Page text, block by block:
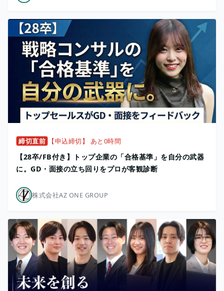
締切直前 【申込締切】 あと0時間
【28卒/FB付き】トップ企業の「合格基準」を自分の武器
に。GD・面接の立ち回りをプロが客観診断
株式会社AZ ONE GROUP